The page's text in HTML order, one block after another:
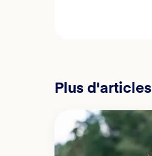
Plus d'articles